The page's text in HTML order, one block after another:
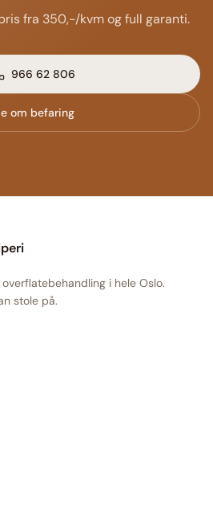
fra 350,-/kvm og full garanti.
966 62 806
om befaring
i hele Oslo.
stole på.